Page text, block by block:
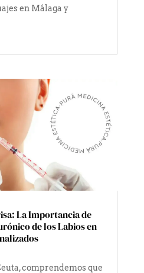
en Málaga y
La Importancia de
de los Labios en
comprendemos que